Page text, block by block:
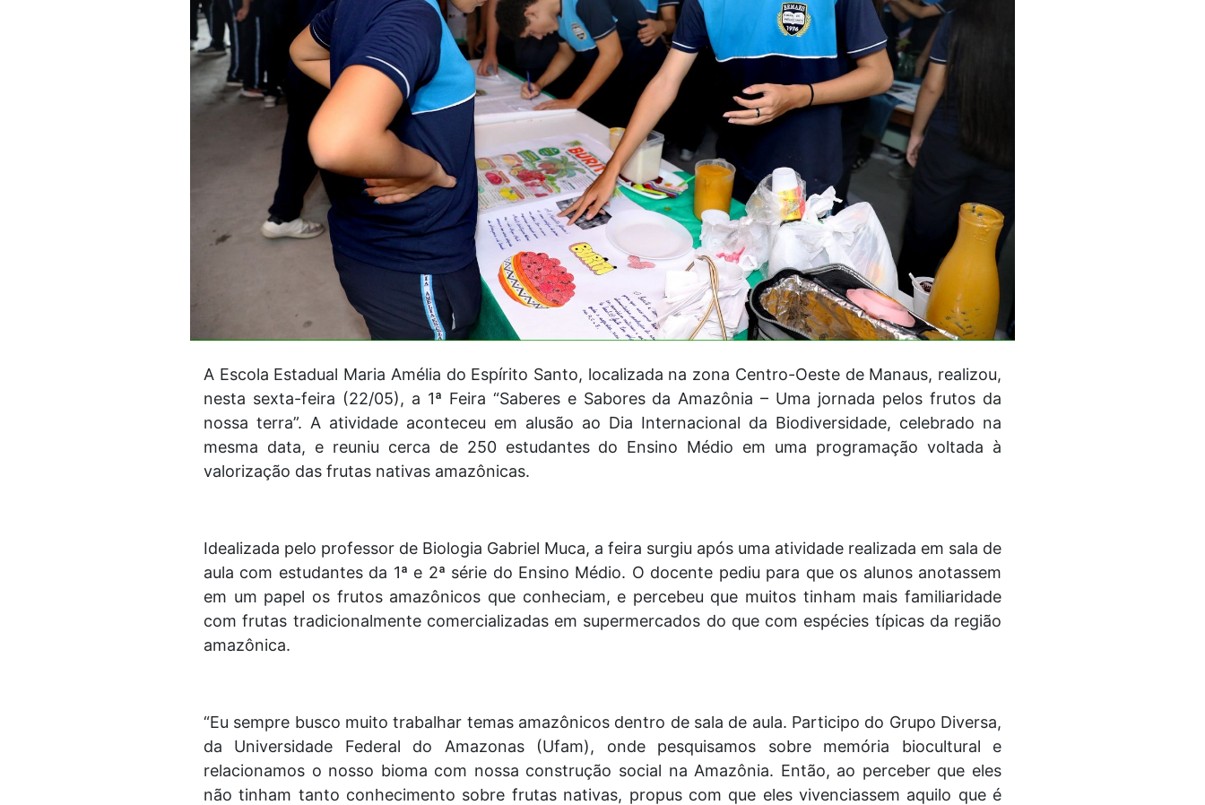
A Escola Estadual Maria Amélia do Espírito Santo, localizada na zona Centro-Oeste de Manaus, realizou,
nesta sexta-feira (22/05), a 1ª Feira “Saberes e Sabores da Amazônia – Uma jornada pelos frutos da
nossa terra”. A atividade aconteceu em alusão ao Dia Internacional da Biodiversidade, celebrado na
mesma data, e reuniu cerca de 250 estudantes do Ensino Médio em uma programação voltada à
valorização das frutas nativas amazônicas.
Idealizada pelo professor de Biologia Gabriel Muca, a feira surgiu após uma atividade realizada em sala de
aula com estudantes da 1ª e 2ª série do Ensino Médio. O docente pediu para que os alunos anotassem
em um papel os frutos amazônicos que conheciam, e percebeu que muitos tinham mais familiaridade
com frutas tradicionalmente comercializadas em supermercados do que com espécies típicas da região
amazônica.
“Eu sempre busco muito trabalhar temas amazônicos dentro de sala de aula. Participo do Grupo Diversa,
da Universidade Federal do Amazonas (Ufam), onde pesquisamos sobre memória biocultural e
relacionamos o nosso bioma com nossa construção social na Amazônia. Então, ao perceber que eles
não tinham tanto conhecimento sobre frutas nativas, propus com que eles vivenciassem aquilo que é